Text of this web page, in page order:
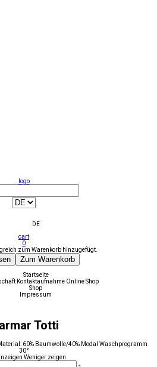
logo
DE
cart
0
zum Warenkorb hinzugefügt.
Zum Warenkorb
Startseite
Kontaktaufnahme Online Shop
Shop
Impressum
Totti
60% Baumwolle/40% Modal Waschprogramm
30°
Weniger zeigen